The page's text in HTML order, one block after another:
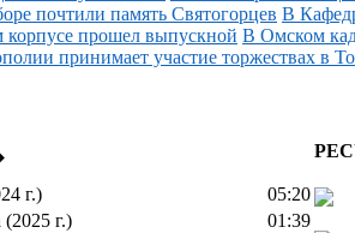
В
В Омском
г.)
05:20
г.)
01:39